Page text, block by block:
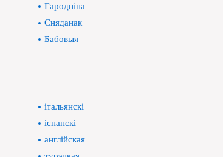
Гародніна
Сняданак
Бабовыя
італьянскі
іспанскі
англійская